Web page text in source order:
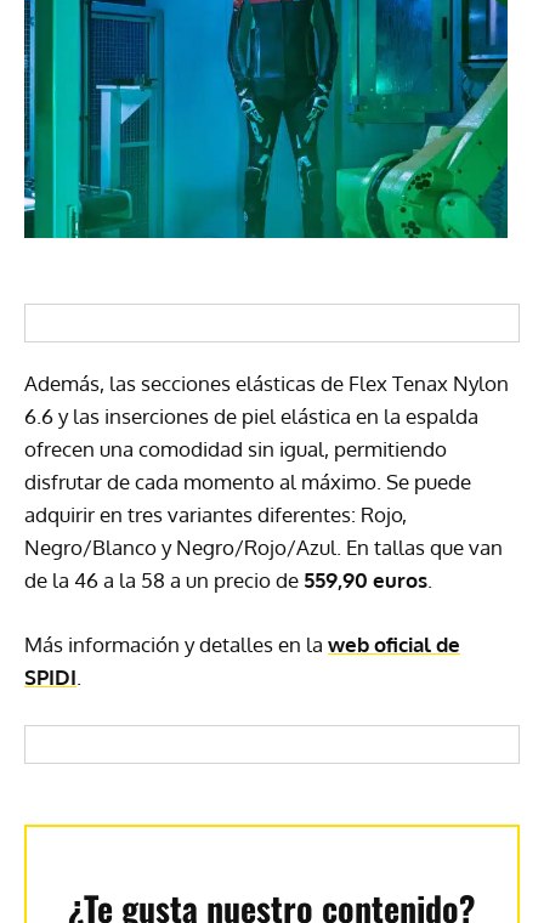
Además, las secciones elásticas de Flex Tenax Nylon
6.6 y las inserciones de piel elástica en la espalda
ofrecen una comodidad sin igual, permitiendo
disfrutar de cada momento al máximo. Se puede
adquirir en tres variantes diferentes: Rojo,
Negro/Blanco y Negro/Rojo/Azul. En tallas que van
de la 46 a la 58 a un precio de 559,90 euros.
Más información y detalles en la web oficial de
SPIDI.
¿Te gusta nuestro contenido?